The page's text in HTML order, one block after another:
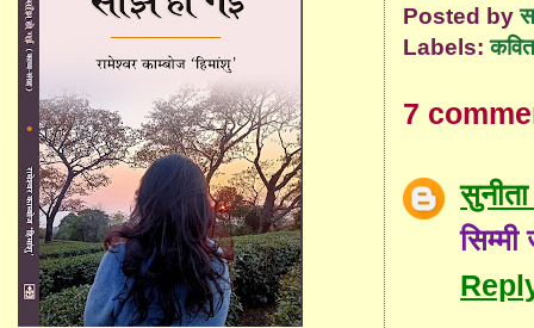
Posted by
Labels:
7
सुनीता